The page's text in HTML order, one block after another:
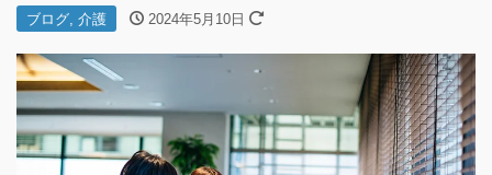
ブログ 介護 2024年5月10日